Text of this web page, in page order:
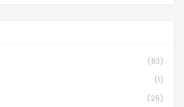
(83)
(1)
(26)